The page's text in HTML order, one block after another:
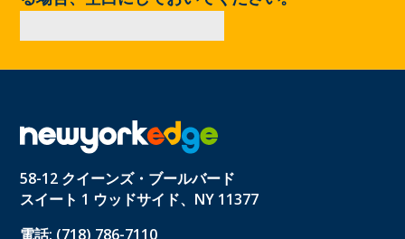
58-12 クイーンズ・ブールバード
スイート 1 ウッドサイド、NY 11377
電話: (718) 786-7110